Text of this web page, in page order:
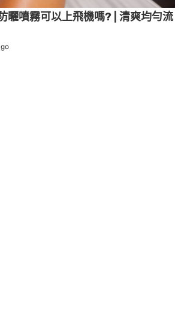
曬噴霧可以上飛機嗎? | 清爽均勻流